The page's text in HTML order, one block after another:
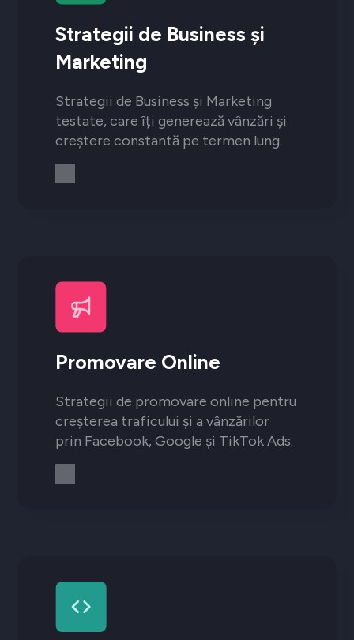
Strategii de Business și
Marketing
Strategii de Business și Marketing
testate, care îți generează vânzări și
creștere constantă pe termen lung.
Promovare Online
Strategii de promovare online pentru
creșterea traficului și a vânzărilor
prin Facebook, Google și TikTok Ads.